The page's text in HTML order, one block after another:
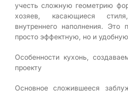
учесть сложную геометрию
хозяев, касающиеся
внутреннего наполнения. Это
просто эффектную, но и
Особенности кухонь,
проекту
Основное сложившееся